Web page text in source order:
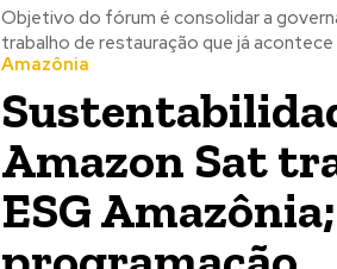
Objetivo do fórum é consolidar a
trabalho de restauração que já
Amazônia
Amazon Sat
ESG